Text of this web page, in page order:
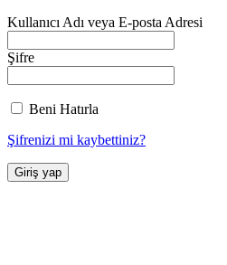
Kullanıcı Adı veya E-posta Adresi
Şifre
Beni Hatırla
Şifrenizi mi kaybettiniz?